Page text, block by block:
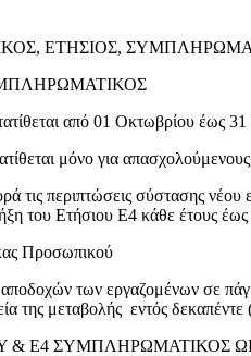
ΕΤΗΣΙΟΣ,
από 01 Οκτωβρίου έως
μόνο για
τις περιπτώσεις σύστασης
του Ετήσιου Ε4 κάθε έτους
Προσωπικού
των εργαζομένων σε
της μεταβολής εντός
Ε4 ΣΥΜΠΛΗΡΩΜΑΤΙΚΟΣ